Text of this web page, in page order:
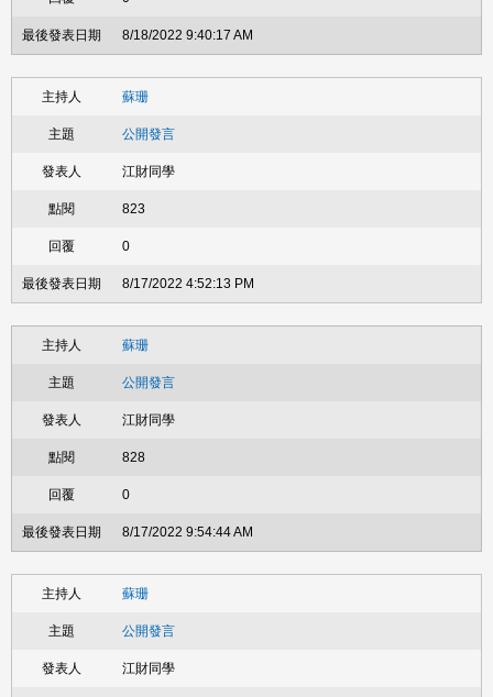
8/18/2022 9:40:17 AM
蘇珊
公開發言
江財同學
823
0
8/17/2022 4:52:13 PM
蘇珊
公開發言
江財同學
828
0
8/17/2022 9:54:44 AM
蘇珊
公開發言
江財同學